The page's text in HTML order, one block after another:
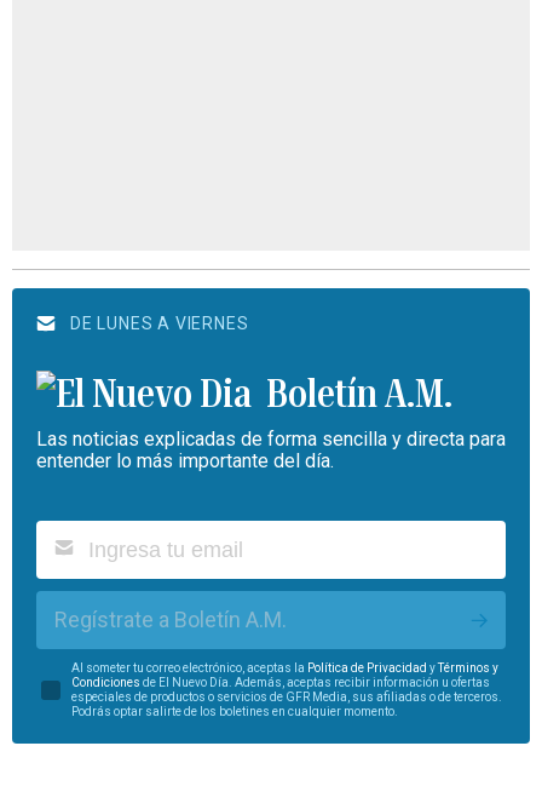
DE LUNES A VIERNES
Boletín A.M.
Las noticias explicadas de forma sencilla y directa para
entender lo más importante del día.
Regístrate a Boletín A.M.
Al someter tu correo electrónico, aceptas la Política de Privacidad yTérminos y
Condiciones de El Nuevo Día. Además, aceptas recibir información u ofertas
especiales de productos o servicios de GFR Media, sus afiliadas o de terceros.
Podrás optar salirte de los boletines en cualquier momento.